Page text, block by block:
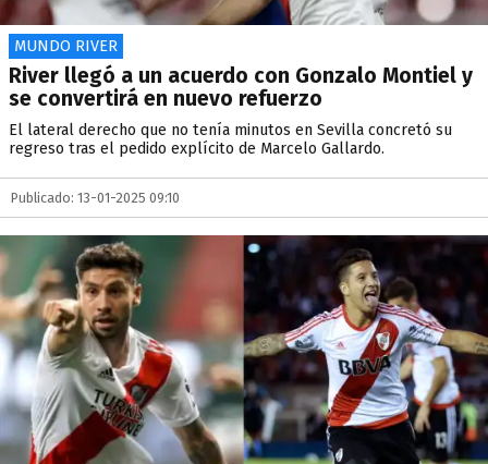
MUNDO RIVER
River llegó a un acuerdo con Gonzalo Montiel y
se convertirá en nuevo refuerzo
El lateral derecho que no tenía minutos en Sevilla concretó su
regreso tras el pedido explícito de Marcelo Gallardo.
Publicado: 13-01-2025 09:10